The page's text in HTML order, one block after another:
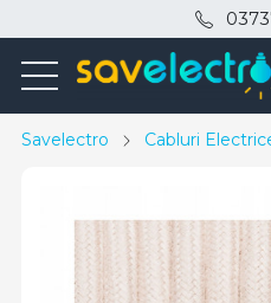
Savelectro Cabluri